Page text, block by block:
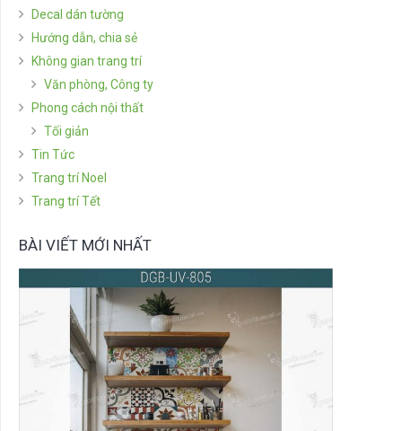
Decal dán tường
Hướng dẫn, chia sẻ
Không gian trang trí
Văn phòng, Công ty
Phong cách nội thất
Tối giản
Tin Tức
Trang trí Noel
Trang trí Tết
BÀI VIẾT MỚI NHẤT